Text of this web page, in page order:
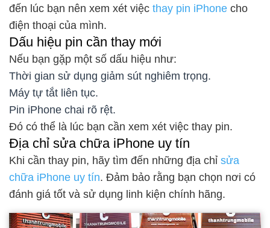
đến lúc bạn nên xem xét việc thay pin iPhone cho
điện thoại của mình.
Dấu hiệu pin cần thay mới
Nếu bạn gặp một số dấu hiệu như:
Thời gian sử dụng giảm sút nghiêm trọng.
Máy tự tắt liên tục.
Pin iPhone chai rõ rệt.
Đó có thể là lúc bạn cần xem xét việc thay pin.
Địa chỉ sửa chữa iPhone uy tín
Khi cần thay pin, hãy tìm đến những địa chỉ sửa
chữa iPhone uy tín. Đảm bảo rằng bạn chọn nơi có
đánh giá tốt và sử dụng linh kiện chính hãng.